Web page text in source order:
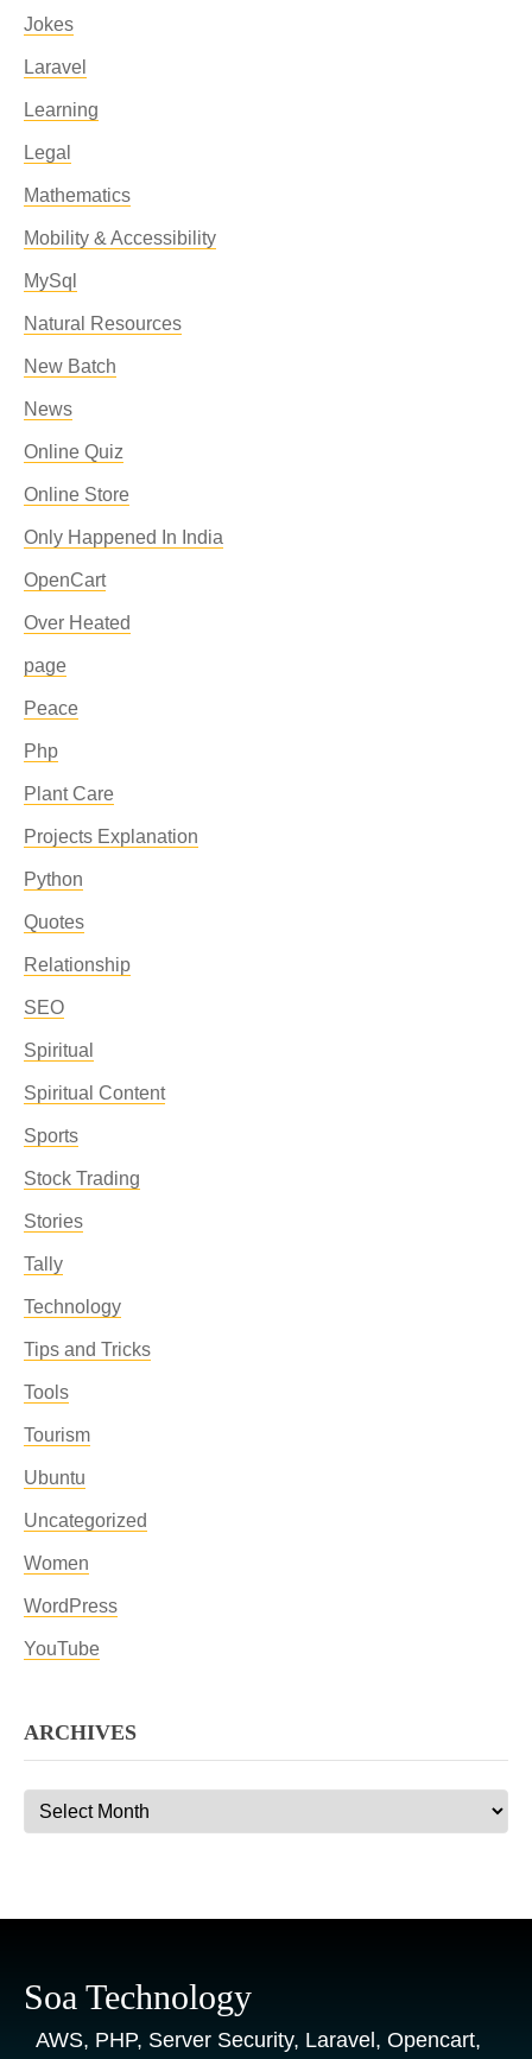
Jokes
Laravel
Learning
Legal
Mathematics
Mobility & Accessibility
MySql
Natural Resources
New Batch
News
Online Quiz
Online Store
Only Happened In India
OpenCart
Over Heated
page
Peace
Php
Plant Care
Projects Explanation
Python
Quotes
Relationship
SEO
Spiritual
Spiritual Content
Sports
Stock Trading
Stories
Tally
Technology
Tips and Tricks
Tools
Tourism
Ubuntu
Uncategorized
Women
WordPress
YouTube
ARCHIVES
Archives
Soa Technology
AWS, PHP, Server Security, Laravel, Opencart,